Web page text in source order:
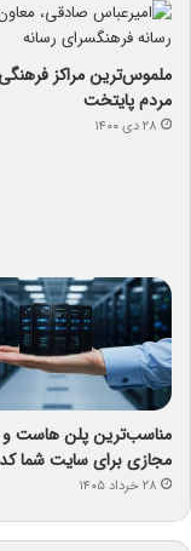
ملموس‌ترین مراکز
مردم پایتخت
۲۸ دی ۱۴۰۰
مناسب‌ترین پلن هاست و
مجازی برای سایت شما
۲۸ خرداد ۱۴۰۵